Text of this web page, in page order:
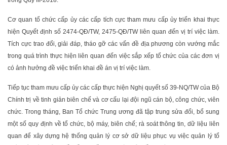
Cơ quan tổ chức cấp ủy các cấp tích cực tham mưu cấp ủy triển khai thực
hiện Quyết định số 2474-QĐ/TW, 2475-QĐ/TW liên quan đến vị trí việc làm.
Tích cực trao đổi, giải đáp, tháo gỡ các vấn đề địa phương còn vướng mắc
trong quá trình thực hiện liên quan đến việc sắp xếp tổ chức của các đơn vị
có ảnh hưởng đề việc triển khai đề án vị trí việc làm.
Tiếp tục tham mưu cấp ủy các cấp thực hiện Nghị quyết số 39-NQ/TW của Bộ
Chính trị về tinh giản biên chế và cơ cấu lại đội ngũ cán bộ, công chức, viên
chức. Trong tháng, Ban Tổ chức Trung ương đã tập trung sửa đổi, bổ sung
một số quy định về tổ chức, bộ máy, biên chế; rà soát thông tin, dữ liệu liên
quan để xây dựng hệ thống quản lý cơ sở dữ liệu phục vụ việc quản lý tổ